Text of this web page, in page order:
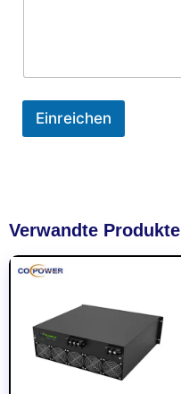
Einreichen
Verwandte Produkte